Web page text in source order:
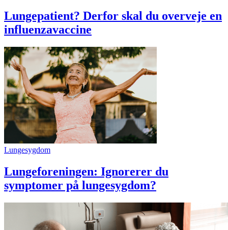
Lungepatient? Derfor skal du overveje en
influenzavaccine
Lungesygdom
Lungeforeningen: Ignorerer du
symptomer på lungesygdom?